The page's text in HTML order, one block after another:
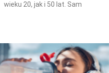
wieku 20, jak i 50 lat. Sam